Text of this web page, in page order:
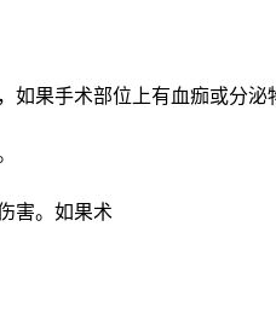
果手术部位上有血痂或分泌
害。如果术